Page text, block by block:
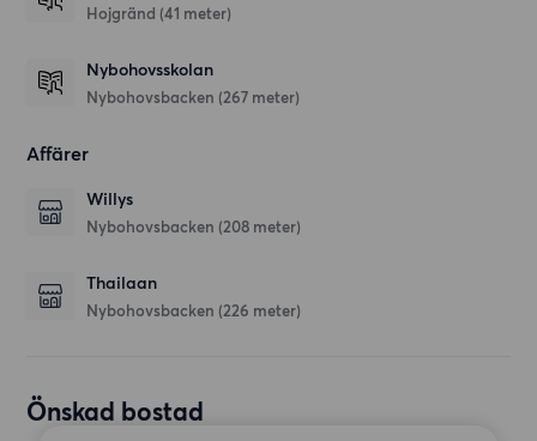
Hojgränd (41 meter)
Nybohovsskolan
Nybohovsbacken (267 meter)
Affärer
Willys
Nybohovsbacken (208 meter)
Thailaan
Nybohovsbacken (226 meter)
Önskad bostad